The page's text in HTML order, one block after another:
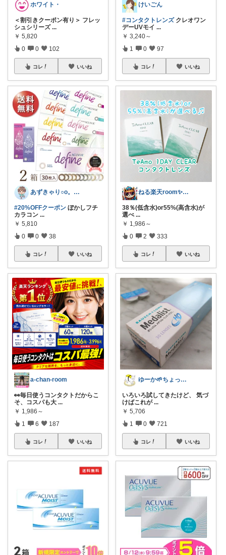
ホワイト・
＜割引きクーポン有り＞ フレッ
シュシリーズ ...
￥ 5,820
0 0 102
コレ いいね
あずきゃり○o。.🐟🐠
#20%OFFクーポン ぼかしフチ
カラコン ...
￥ 5,810
0 0 38
コレ いいね
a-chan-room
👀毎日使うコンタクトだからこ
そ、コスパも大 ...
￥ 1,986～
1 6 187
コレ いいね
けいごん
#コンタクトレンズクレオワン
デーUVモイ ...
￥ 3,240～
1 0 97
コレ いいね
ねる楽天room✨お買い物マラソンや✨
38％(低含水)or55%(高含水)が
選べ ...
￥ 1,986～
0 2 333
コレ いいね
ゆーか🌱ちょっと気分が整う暮らし集め
いろいろ試してきたけど、 気づ
けばこれが...
￥ 5,706
1 0 721
コレ いいね